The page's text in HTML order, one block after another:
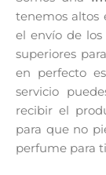
tenemos altos
el envío de
superiores
en perfecto
servicio
recibir el
para que no
perfume para